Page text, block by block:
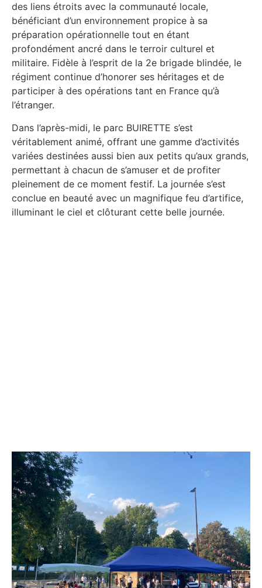
des liens étroits avec la communauté locale,
bénéficiant d’un environnement propice à sa
préparation opérationnelle tout en étant
profondément ancré dans le terroir culturel et
militaire. Fidèle à l’esprit de la 2e brigade blindée, le
régiment continue d’honorer ses héritages et de
participer à des opérations tant en France qu’à
l’étranger.
Dans l’après-midi, le parc BUIRETTE s’est
véritablement animé, offrant une gamme d’activités
variées destinées aussi bien aux petits qu’aux grands,
permettant à chacun de s’amuser et de profiter
pleinement de ce moment festif. La journée s’est
conclue en beauté avec un magnifique feu d’artifice,
illuminant le ciel et clôturant cette belle journée.